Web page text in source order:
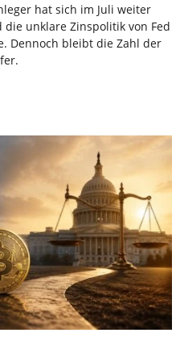
hat sich im Juli weiter
unklare Zinspolitik von Fed
Dennoch bleibt die Zahl der